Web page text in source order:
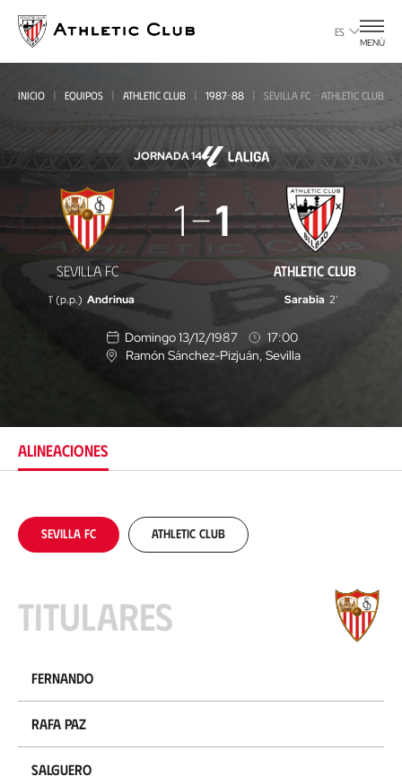
contenido
principal
ES
MENÚ
INICIO EQUIPOS ATHLETIC CLUB 1987-88 SEVILLA FC - ATHLETIC CLUB
JORNADA 14
Sevilla
FC
-
Athletic
SEVILLA FC
1 1
ATHLETIC CLUB
1' (p.p.) Andrinua Sarabia 2'
Domingo 13/12/1987
17:00
U
ó
Ramón Sánchez-Pizjuán , Sevilla
ALINEACIONES
Sevilla FC Athletic Club
Titulares
Fernando
Rafa Paz
Salguero